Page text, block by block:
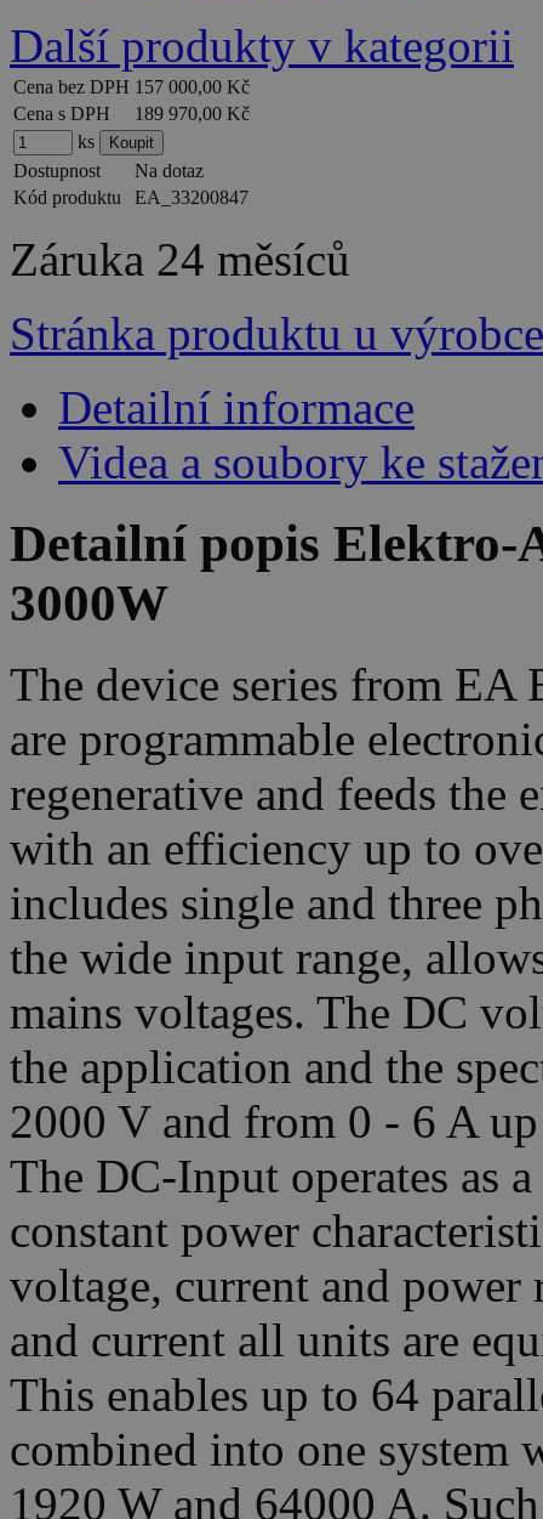
Další produkty v kategorii
Cena bez DPH 157 000,00 Kč
Cena s DPH
189 970,00 Kč
ks
Dostupnost
Na dotaz
Kód produktu
EA_33200847
Záruka 24 měsíců
Stránka produktu u výrobce
Detailní informace
Videa a soubory ke
Detailní popis Elektro-
3000W
The device series from
are programmable
regenerative and feeds the
with an efficiency up to
includes single and three
the wide input range,
mains voltages. The DC
the application and the
2000 V and from 0 - 6 A
The DC-Input operates as
constant power
voltage, current and power
and current all units are
This enables up to 64
combined into one system
1920 W and 64000 A.